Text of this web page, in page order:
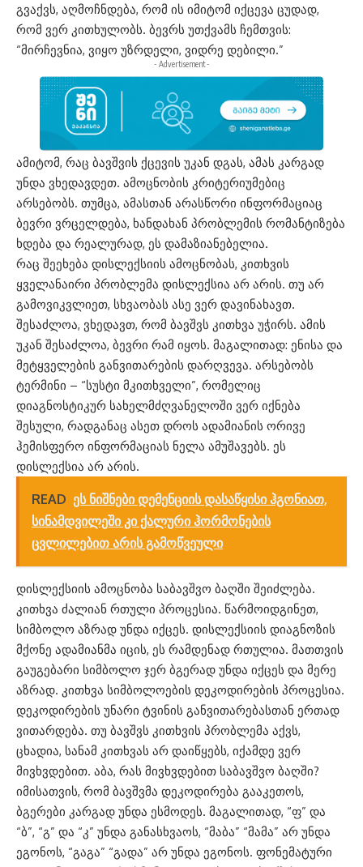
გვაქვს, აღმოჩნდება, რომ ის იმიტომ იქცევა ცუდად,
რომ ვერ კითხულობს. ბევრს უთქვამს ჩემთვის:
“მირჩევნია, ვიყო უზრდელი, ვიდრე დებილი.”
- Advertisement -
ამიტომ, რაც ბავშვის ქცევის უკან დგას, ამას კარგად
უნდა ვხედავდეთ. ამოცნობის კრიტერიუმებიც
არსებობს. თუმცა, ამასთან არასწორი ინფორმაციაც
ბევრი ვრცელდება, ხანდახან პრობლემის რომანტიზება
ხდება და რეალურად, ეს დამაზიანებელია.
რაც შეეხება დისლექსიის ამოცნობას, კითხვის
ყველანაირი პრობლემა დისლექსია არ არის. თუ არ
გამოვიკვლიეთ, სხვაობას ასე ვერ დავინახავთ.
შესაძლოა, ვხედავთ, რომ ბავშვს კითხვა უჭირს. ამის
უკან შესაძლოა, ბევრი რამ იყოს. მაგალითად: ენისა და
მეტყველების განვითარების დარღვევა. არსებობს
ტერმინი – “სუსტი მკითხველი”, რომელიც
დიაგნოსტიკურ სახელმძღვანელოში ვერ იქნება
შესული, რადგანაც ასეთ დროს ადამიანის ორივე
ჰემისფერო ინფორმაციას ნელა ამუშავებს. ეს
დისლექსია არ არის.
READ ეს ნიშნები დემენციის დასაწყისი ჰგონიათ,
სინამდვილეში კი ქალური ჰორმონების
ცვლილებით არის გამოწვეული
დისლექსიის ამოცნობა საბავშვო ბაღში შეიძლება.
კითხვა ძალიან რთული პროცესია. წარმოიდგინეთ,
სიმბოლო აზრად უნდა იქცეს. დისლექსიის დიაგნოზის
მქონე ადამიანმა იცის, ეს რამდენად რთულია. მათთვის
გაუგებარი სიმბოლო ჯერ ბგერად უნდა იქცეს და მერე
აზრად. კითხვა სიმბოლოების დეკოდირების პროცესია.
დეკოდირების უნარი ტვინის განვითარებასთან ერთად
ვითარდება. თუ ბავშვს კითხვის პრობლემა აქვს,
ცხადია, სანამ კითხვას არ დაიწყებს, იქამდე ვერ
მივხვდებით. აბა, რას მივხვდებით საბავშვო ბაღში?
იმისათვის, რომ ბავშვმა დეკოდირება გააკეთოს,
ბგერები კარგად უნდა ესმოდეს. მაგალითად, “ფ” და
“ბ”, “გ” და “კ” უნდა განასხვაოს, “მაბა” “მამა” არ უნდა
ეგონოს, “გაგა” “გადა” არ უნდა ეგონოს. ფონემატური